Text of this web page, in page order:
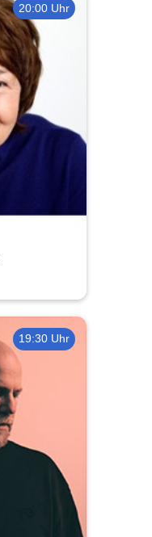
20:00 Uhr
19:30 Uhr